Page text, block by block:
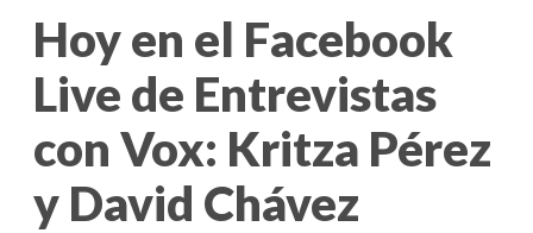
Hoy en el Facebook
Live de Entrevistas
con Vox: Kritza Pérez
y David Chávez